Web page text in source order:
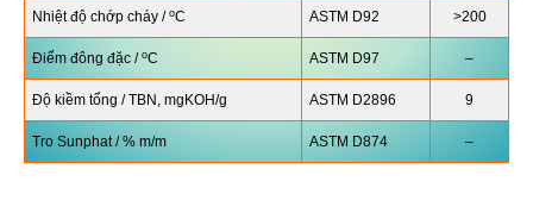
Nhiệt độ chớp cháy / oC ASTM D92 >200
Điểm đông đặc / oC ASTM D97 –
Độ kiềm tổng / TBN, mgKOH/g ASTM D2896 9
Tro Sunphat / % m/m ASTM D874 –